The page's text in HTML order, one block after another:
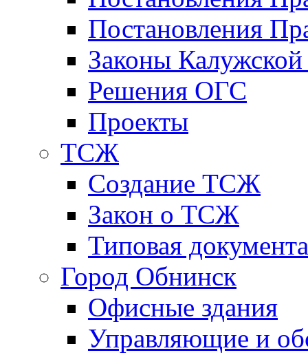
Постановления
Законы Калужской
Решения ОГС
Проекты
ТСЖ
Создание ТСЖ
Закон о ТСЖ
Типовая
Город Обнинск
Офисные здания
Управляющие и